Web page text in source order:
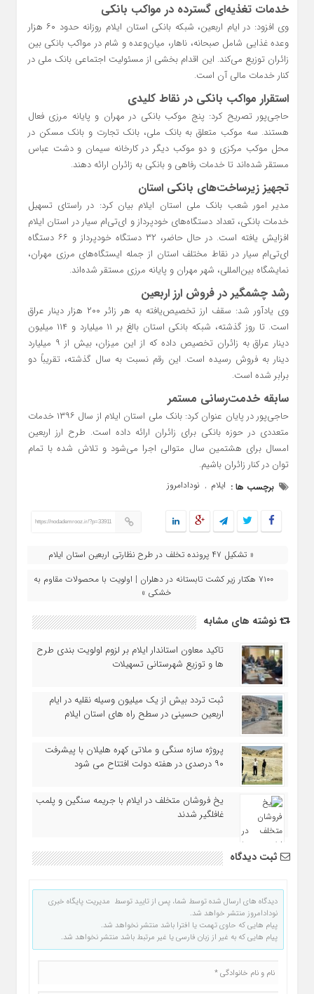
خدمات تغذیه‌ای گسترده در مواکب بانکی
وی افزود: در ایام اربعین، شبکه بانکی استان ایلام روزانه حدود ۶۰ هزار
وعده غذایی شامل صبحانه، ناهار، میان‌وعده و شام در مواکب بانکی بین
زائران توزیع می‌کند. این اقدام بخشی از مسئولیت اجتماعی بانک ملی در
کنار خدمات مالی آن است.
استقرار مواکب بانکی در نقاط کلیدی
حاجی‌پور تصریح کرد: پنج موکب بانکی در مهران و پایانه مرزی فعال
هستند. سه موکب متعلق به بانک ملی، بانک تجارت و بانک مسکن در
محل موکب مرکزی و دو موکب دیگر در کارخانه سیمان و دشت عباس
مستقر شده‌اند تا خدمات رفاهی و بانکی به زائران ارائه دهند.
تجهیز زیرساخت‌های بانکی استان
مدیر امور شعب بانک ملی استان ایلام بیان کرد: در راستای تسهیل
خدمات بانکی، تعداد دستگاه‌های خودپرداز و ای‌تی‌ام سیار در استان ایلام
افزایش یافته است. در حال حاضر، ۳۲ دستگاه خودپرداز و ۶۶ دستگاه
ای‌تی‌ام سیار در نقاط مختلف استان از جمله ایستگاه‌های مرزی مهران،
نمایشگاه بین‌المللی، شهر مهران و پایانه مرزی مستقر شده‌اند.
رشد چشمگیر در فروش ارز اربعین
وی یادآور شد: سقف ارز تخصیص‌یافته به هر زائر ۲۰۰ هزار دینار عراق
است. تا روز گذشته، شبکه بانکی استان بالغ بر ۱۱ میلیارد و ۱۱۴ میلیون
دینار عراق به زائران تخصیص داده که از این میزان، بیش از ۹ میلیارد
دینار به فروش رسیده است. این رقم نسبت به سال گذشته، تقریباً دو
برابر شده است.
سابقه خدمت‌رسانی مستمر
حاجی‌پور در پایان عنوان کرد: بانک ملی استان ایلام از سال ۱۳۹۶ خدمات
متعددی در حوزه بانکی برای زائران ارائه داده است. طرح ارز اربعین
امسال برای هشتمین سال متوالی اجرا می‌شود و تلاش شده با تمام
توان در کنار زائران باشیم.
برچسب ها : ایلام , نودادامروز
https://nodademrooz.ir/?p=33911
« تشکیل ۴۷ پرونده تخلف در طرح نظارتی اربعین استان ایلام
۷۱۰۰ هکتار زیر کشت تابستانه در دهلران | اولویت با محصولات مقاوم به
خشکی »
نوشته های مشابه
تاکید معاون استاندار ایلام بر لزوم اولویت‌ بندی طرح‌
ها و توزیع شهرستانی تسهیلات
ثبت تردد بیش از یک میلیون وسیله نقلیه در ایام
اربعین حسینی در سطح راه‌ های استان ایلام
پروژه سازه سنگی و ملاتی کهره هلیلان با پیشرفت
۹۰ درصدی در هفته دولت افتتاح می شود
یخ‌ فروشان متخلف در ایلام با جریمه سنگین و پلمب
غافلگیر شدند
ثبت دیدگاه
دیدگاه های ارسال شده توسط شما، پس از تایید توسط مدیریت پایگاه خبری
نودادامروز منتشر خواهد شد.
پیام هایی که حاوی تهمت یا افترا باشد منتشر نخواهد شد.
پیام هایی که به غیر از زبان فارسی یا غیر مرتبط باشد منتشر نخواهد شد.